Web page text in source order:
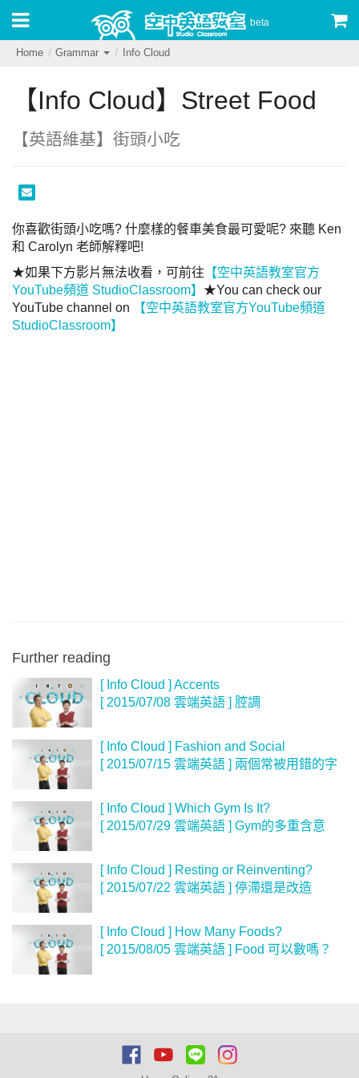
beta
Home Grammar Info Cloud
【Info Cloud】Street Food
【英語維基】街頭小吃
你喜歡街頭小吃嗎? 什麼樣的餐車美食最可愛呢? 來聽 Ken
和 Carolyn 老師解釋吧!
★如果下方影片無法收看，可前往 【空中英語教室官方
YouTube頻道 StudioClassroom】 ★You can check our
YouTube channel on
【空中英語教室官方YouTube頻道
StudioClassroom】
Further reading
[ Info Cloud ] Accents
[ 2015/07/08 雲端英語 ] 腔調
[ Info Cloud ] Fashion and Social
[ 2015/07/15 雲端英語 ] 兩個常被用錯的字
[ Info Cloud ] Which Gym Is It?
[ 2015/07/29 雲端英語 ] Gym的多重含意
[ Info Cloud ] Resting or Reinventing?
[ 2015/07/22 雲端英語 ] 停滯還是改造
[ Info Cloud ] How Many Foods?
[ 2015/08/05 雲端英語 ] Food 可以數嗎？